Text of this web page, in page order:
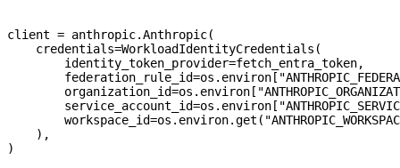
client = anthropic.Anthropic(
    credentials
=WorkloadIdentityCredentials(
        identity_token_provider
=fetch_entra_token,
        federation_rule_id
=os.environ[
        organization_id
=os.environ[
        service_account_id
=os.environ[
        workspace_id
=os.environ.get(
    ),
)